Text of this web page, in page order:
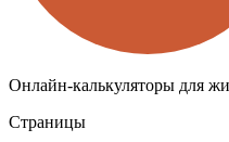
Онлайн-калькуляторы для
Страницы